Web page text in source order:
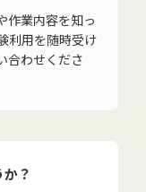
作業内容を知っ
利用を随時受け
合わせくださ
？